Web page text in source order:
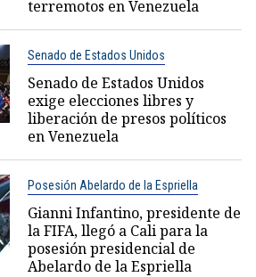
terremotos en Venezuela
Senado de Estados Unidos
Senado de Estados Unidos
exige elecciones libres y
liberación de presos políticos
en Venezuela
Posesión Abelardo de la Espriella
Gianni Infantino, presidente de
la FIFA, llegó a Cali para la
posesión presidencial de
Abelardo de la Espriella